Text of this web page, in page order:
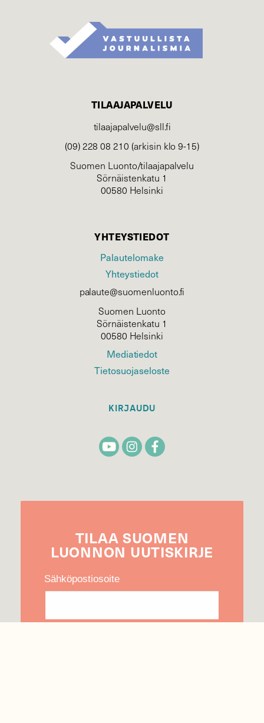
TILAAJAPALVELU
tilaajapalvelu@sll.fi
(09) 228 08 210 (arkisin klo 9-15)
Suomen Luonto/tilaajapalvelu
Sörnäistenkatu 1
00580 Helsinki
YHTEYSTIEDOT
Palautelomake
Yhteystiedot
palaute@suomenluonto.fi
Suomen Luonto
Sörnäistenkatu 1
00580 Helsinki
Mediatiedot
Tietosuojaseloste
KIRJAUDU
TILAA SUOMEN
LUONNON UUTIS­KIRJE
Sähköpostiosoite